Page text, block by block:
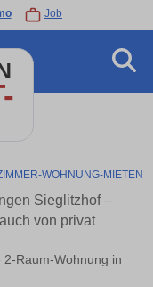
Job
WOHNUNG-MIETEN
Sieglitzhof –
von privat
Raum-Wohnung in